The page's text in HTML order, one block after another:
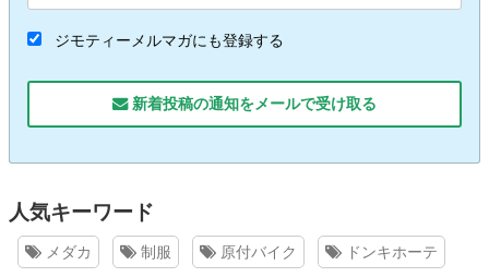
ジモティーメルマガにも登録する
新着投稿の通知をメールで受け取る
人気キーワード
メダカ 制服 原付バイク ドンキホーテ